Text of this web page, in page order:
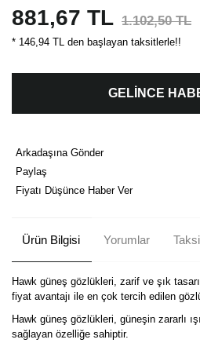
881,67 TL 1.102,50 TL
* 146,94 TL den başlayan taksitlerle!!
GELİNCE
Arkadaşına Gönder
Paylaş
Fiyatı Düşünce Haber Ver
Ürün Bilgisi Yorumlar
Hawk güneş gözlükleri, zarif ve şık
fiyat avantajı ile en çok tercih edilen
Hawk güneş gözlükleri, güneşin zararlı
sağlayan özelliğe sahiptir.